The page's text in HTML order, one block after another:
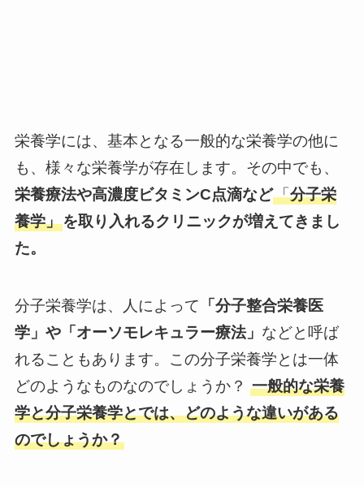
栄養学には、基本となる一般的な栄養学の他に
も、様々な栄養学が存在します。その中でも、
栄養療法や高濃度ビタミンC点滴など「分子栄
養学」を取り入れるクリニックが増えてきまし
た。
分子栄養学は、人によって 「分子整合栄養医
学」や「オーソモレキュラー療法」 などと呼ば
れることもあります。この分子栄養学とは一体
どのようなものなのでしょうか？ 一般的な栄養
学と分子栄養学とでは、どのような違いがある
のでしょうか？